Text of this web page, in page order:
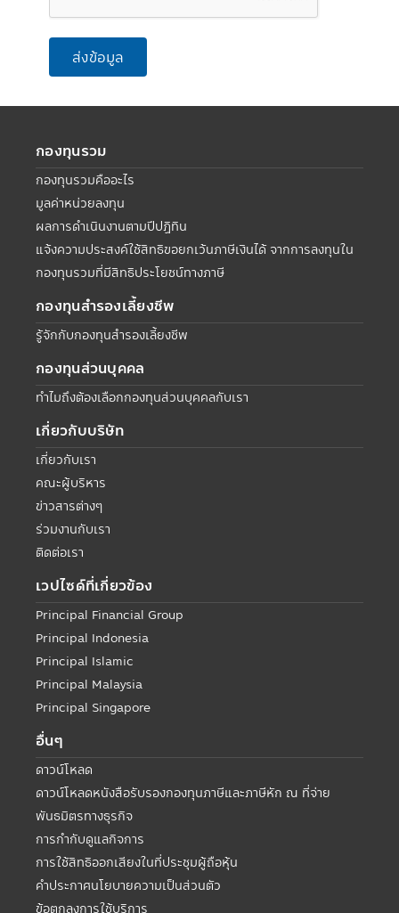
ส่งข้อมูล
กองทุนรวม
กองทุนรวมคืออะไร
มูลค่าหน่วยลงทุน
ผลการดำเนินงานตามปีปฏิทิน
แจ้งความประสงค์ใช้สิทธิขอยกเว้นภาษีเงินได้ จากการลงทุนใน
กองทุนรวมที่มีสิทธิประโยชน์ทางภาษี
กองทุนสำรองเลี้ยงชีพ
รู้จักกับกองทุนสำรองเลี้ยงชีพ
กองทุนส่วนบุคคล
ทำไมถึงต้องเลือกกองทุนส่วนบุคคลกับเรา
เกี่ยวกับบริษัท
เกี่ยวกับเรา
คณะผู้บริหาร
ข่าวสารต่างๆ
ร่วมงานกับเรา
ติดต่อเรา
เวปไซด์ที่เกี่ยวข้อง
Principal Financial Group
Principal Indonesia
Principal Islamic
Principal Malaysia
Principal Singapore
อื่นๆ
ดาวน์โหลด
ดาวน์โหลดหนังสือรับรองกองทุนภาษีและภาษีหัก ณ ที่จ่าย
พันธมิตรทางธุรกิจ
การกำกับดูแลกิจการ
การใช้สิทธิออกเสียงในที่ประชุมผู้ถือหุ้น
คำประกาศนโยบายความเป็นส่วนตัว
ข้อตกลงการใช้บริการ